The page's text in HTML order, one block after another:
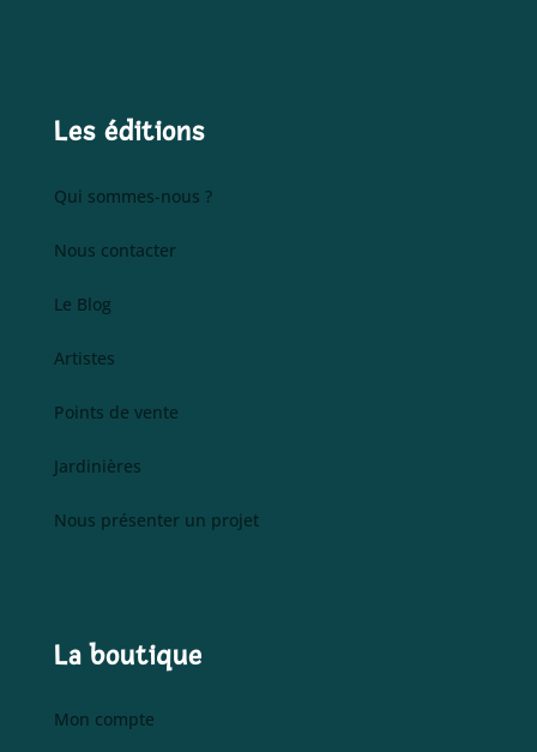
Les éditions
Qui sommes-nous ?
Nous contacter
Le Blog
Artistes
Points de vente
Jardinières
Nous présenter un projet
La boutique
Mon compte